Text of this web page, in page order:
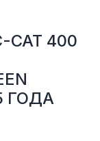
400
ГОДА